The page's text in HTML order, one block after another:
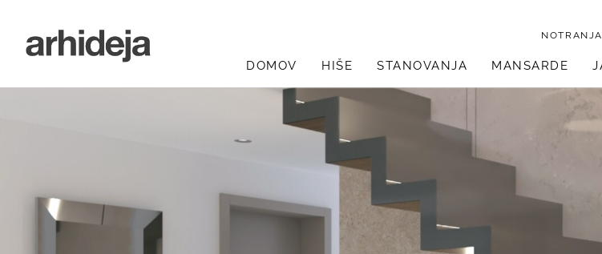
DOMOV HIŠE STANOVANJA MANSARDE